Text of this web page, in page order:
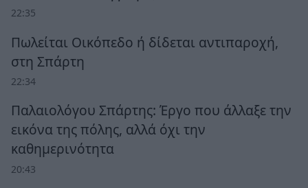
22:35
Πωλείται Οικόπεδο ή δίδεται αντιπαροχή,
στη Σπάρτη
22:34
Παλαιολόγου Σπάρτης: Έργο που άλλαξε την
εικόνα της πόλης, αλλά όχι την
καθημερινότητα
20:43